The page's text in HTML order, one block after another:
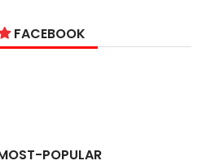
FACEBOOK
POPULAR